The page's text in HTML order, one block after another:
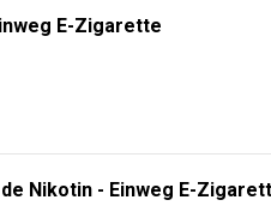
E-Zigarette
Nikotin - Einweg E-